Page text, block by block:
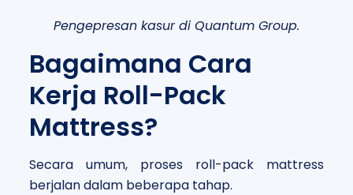
Pengepresan kasur di Quantum Group.
Bagaimana Cara
Kerja Roll-Pack
Mattress?
Secara umum, proses roll-pack mattress
berjalan dalam beberapa tahap.